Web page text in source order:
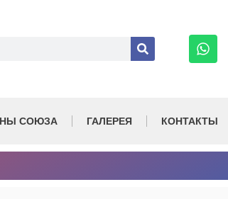
СОЮЗА ГАЛЕРЕЯ КОНТАКТЫ